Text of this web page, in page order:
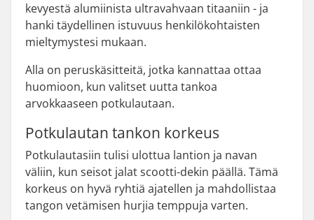
kevyestä alumiinista ultravahvaan titaaniin - ja
hanki täydellinen istuvuus henkilökohtaisten
mieltymystesi mukaan.
Alla on peruskäsitteitä, jotka kannattaa ottaa
huomioon, kun valitset uutta tankoa
arvokkaaseen potkulautaan.
Potkulautan tankon korkeus
Potkulautasiin tulisi ulottua lantion ja navan
väliin, kun seisot jalat scootti-dekin päällä. Tämä
korkeus on hyvä ryhtiä ajatellen ja mahdollistaa
tangon vetämisen hurjia temppuja varten.